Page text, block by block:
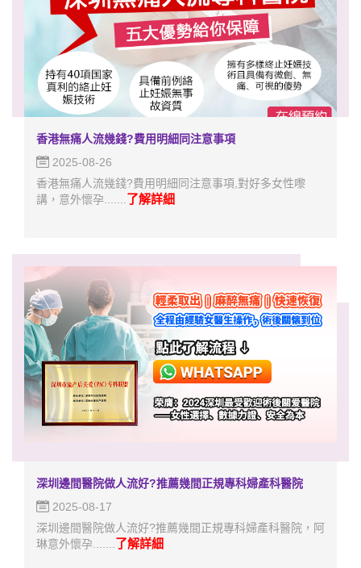
香港無痛人流幾錢?費用明細同注意事項
2025-08-26
香港無痛人流幾錢?費用明細同注意事項,對好多女性嚟
講，意外懷孕.......了解詳細
深圳邊間醫院做人流好?推薦幾間正規專科婦產科醫院
2025-08-17
深圳邊間醫院做人流好?推薦幾間正規專科婦產科醫院，阿
琳意外懷孕....... 了解詳細